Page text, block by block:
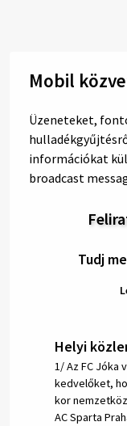
Mobil
Üzeneteket,
információkat
broadcast
Tudj
Helyi
1/ Az FC
kedvelőket,
kor
AC Sparta